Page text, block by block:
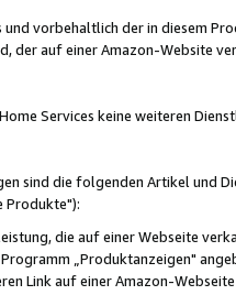
vorbehaltlich der in diesem
der auf einer Amazon-Website
Services keine weiteren
sind die folgenden Artikel und
Produkte"):
die auf einer Webseite
„Produktanzeigen"
Link auf einer Amazon-